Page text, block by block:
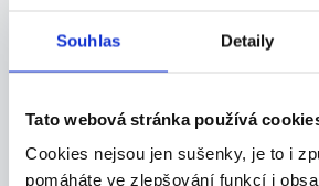
Souhlas Detaily
Tato webová stránka používá
Cookies nejsou jen sušenky, je to i
pomáháte ve zlepšování funkcí i
doba...
Ostrava
GLANC FACILITY s.r.o.